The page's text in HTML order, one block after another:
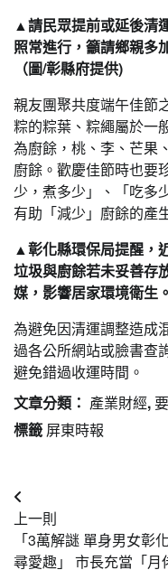
▲請民眾提前或延後清
照常進行，籲請鄉親多
（圖/彰縣府提供)
親友團聚共度端午佳節
粽的粽葉、粽繩屬於一
為廚餘，桃、李、芒果
廚餘。歡慶佳節時也要
少，煮多少」、「吃多
有助「減少」廚餘的產
▲彰化縣環保局提醒，
垃圾與廚餘若未妥善存
媒，影響居家環境衛生
為避免因清運調整造成
過各公所網站或臉書查
避免錯過收運時間。
文章分類： 產業財經,
標籤 屏東時報
文
章
上一則
「3萬解謎 單身男女彰
尋愛趣」 市長充當「月